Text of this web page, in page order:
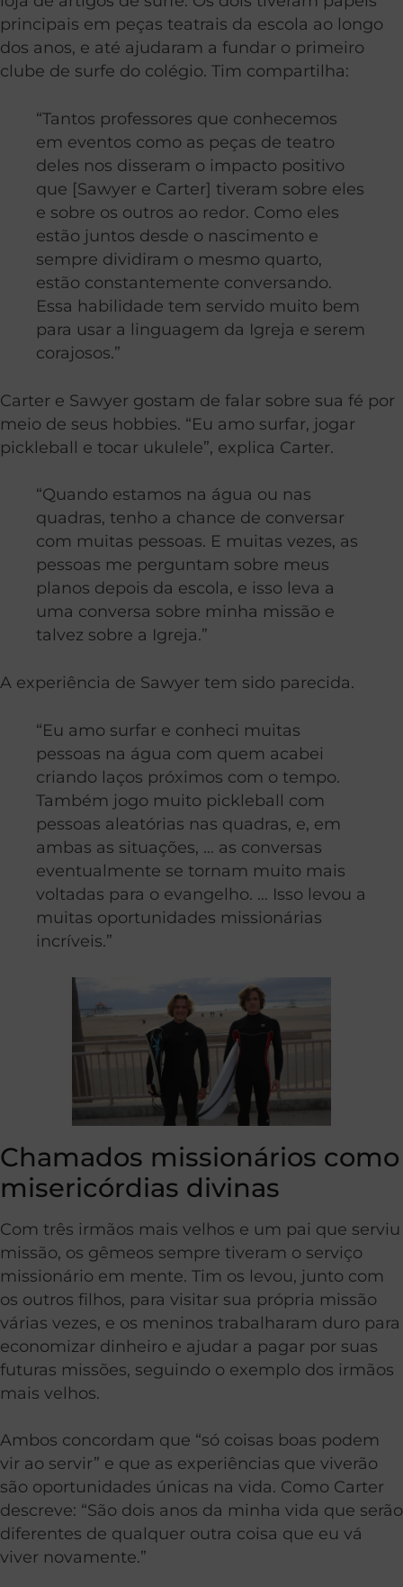
principais em peças teatrais da escola ao longo
dos anos, e até ajudaram a fundar o primeiro
clube de surfe do colégio. Tim compartilha:
“Tantos professores que conhecemos
em eventos como as peças de teatro
deles nos disseram o impacto positivo
que [Sawyer e Carter] tiveram sobre eles
e sobre os outros ao redor. Como eles
estão juntos desde o nascimento e
sempre dividiram o mesmo quarto,
estão constantemente conversando.
Essa habilidade tem servido muito bem
para usar a linguagem da Igreja e serem
corajosos.”
Carter e Sawyer gostam de falar sobre sua fé por
meio de seus hobbies. “Eu amo surfar, jogar
pickleball e tocar ukulele”, explica Carter.
“Quando estamos na água ou nas
quadras, tenho a chance de conversar
com muitas pessoas. E muitas vezes, as
pessoas me perguntam sobre meus
planos depois da escola, e isso leva a
uma conversa sobre minha missão e
talvez sobre a Igreja.”
A experiência de Sawyer tem sido parecida.
“Eu amo surfar e conheci muitas
pessoas na água com quem acabei
criando laços próximos com o tempo.
Também jogo muito pickleball com
pessoas aleatórias nas quadras, e, em
ambas as situações, … as conversas
eventualmente se tornam muito mais
voltadas para o evangelho. … Isso levou a
muitas oportunidades missionárias
incríveis.”
Chamados missionários como
misericórdias divinas
Com três irmãos mais velhos e um pai que serviu
missão, os gêmeos sempre tiveram o serviço
missionário em mente. Tim os levou, junto com
os outros filhos, para visitar sua própria missão
várias vezes, e os meninos trabalharam duro para
economizar dinheiro e ajudar a pagar por suas
futuras missões, seguindo o exemplo dos irmãos
mais velhos.
Ambos concordam que “só coisas boas podem
vir ao servir” e que as experiências que viverão
são oportunidades únicas na vida. Como Carter
descreve: “São dois anos da minha vida que serão
diferentes de qualquer outra coisa que eu vá
viver novamente.”